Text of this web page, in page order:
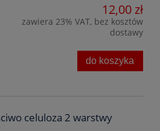
12,00 zł
zawiera 23% VAT, bez kosztów
dostawy
do koszyka
celuloza 2 warstwy